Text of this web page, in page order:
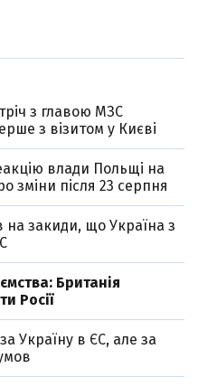
з главою МЗС
з візитом у Києві
влади Польщі на
зміни після 23 серпня
на закиди, що Україна з
Британія
Росії
Україну в ЄС, але за